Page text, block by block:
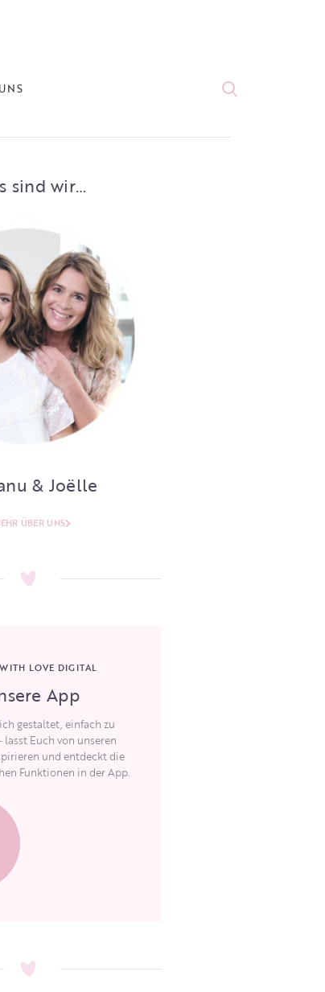
sind wir…
& Joëlle
ÜBER UNS
LOVE DIGITAL
App
gestaltet, einfach zu
lasst Euch von unseren
und entdeckt die
Funktionen in der App.